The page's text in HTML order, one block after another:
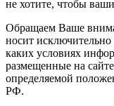
не хотите, чтобы
Обращаем Ваше
носит
каких условиях
размещенные на
определяемой
РФ.